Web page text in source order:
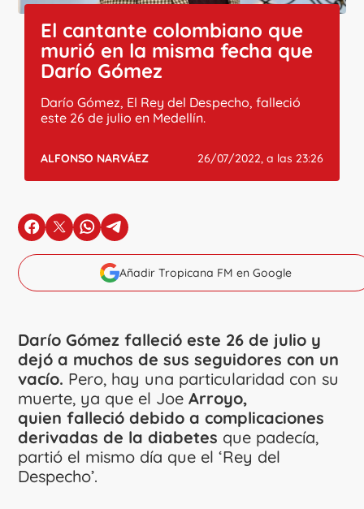
El cantante colombiano que
murió en la misma fecha que
Darío Gómez
Darío Gómez, El Rey del Despecho, falleció
este 26 de julio en Medellín.
ALFONSO NARVÁEZ 26/07/2022, a las 23:26
en Facebook
en Xen Whatsapp
en Telegram
Añadir Tropicana FM en Google
Darío Gómez falleció este 26 de julio y
dejó a muchos de sus seguidores con un
vacío. Pero, hay una particularidad con su
muerte, ya que el Joe Arroyo,
quien falleció debido a complicaciones
derivadas de la diabetes que padecía,
partió el mismo día que el ‘Rey del
Despecho’.